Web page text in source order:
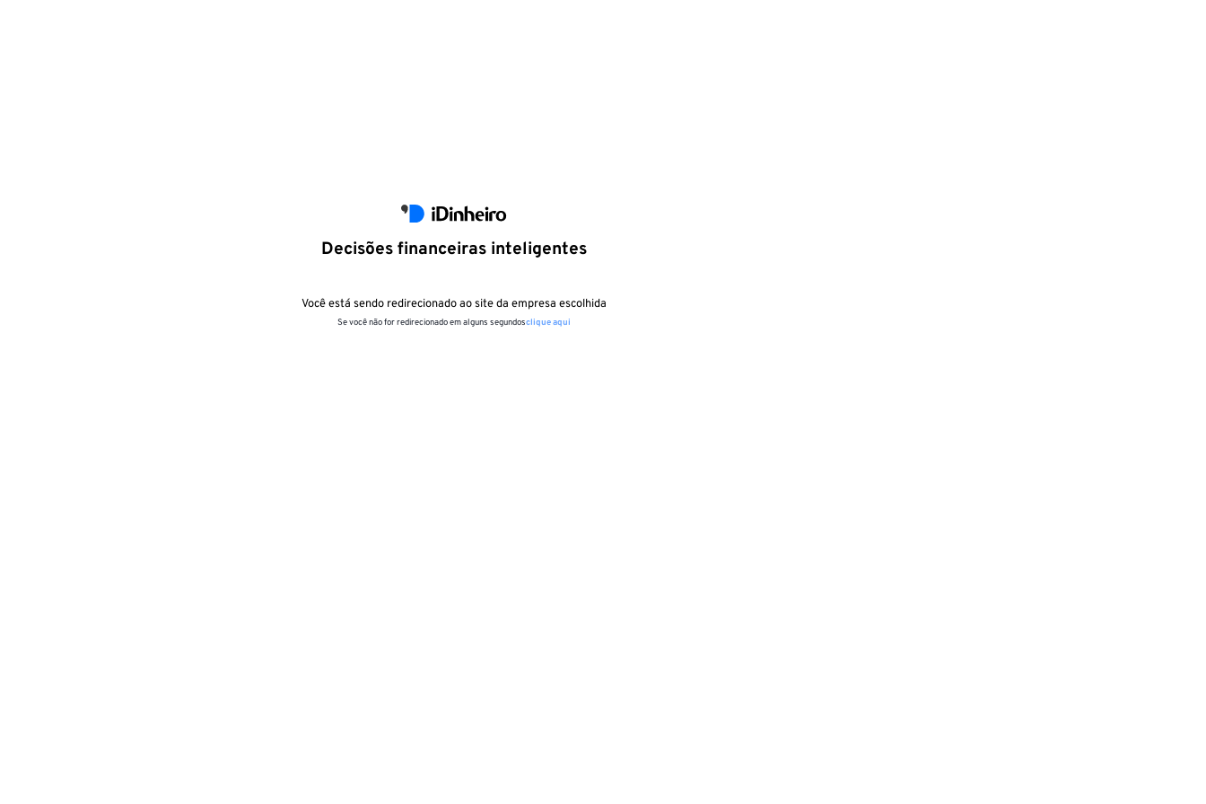
Decisões financeiras inteligentes
Você está sendo redirecionado ao site da empresa escolhida
Se você não for redirecionado em alguns segundosclique aqui